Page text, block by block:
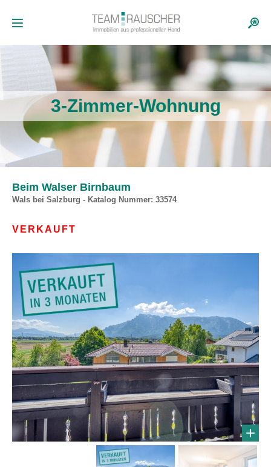
3-Zimmer-Wohnung
Beim Walser Birnbaum
Wals bei Salzburg - Katalog Nummer: 33574
VERKAUFT